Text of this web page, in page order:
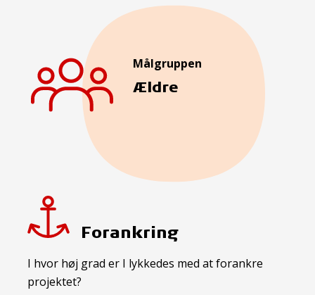
Målgruppen
Ældre
Forankring
I hvor høj grad er I lykkedes med at forankre
projektet?